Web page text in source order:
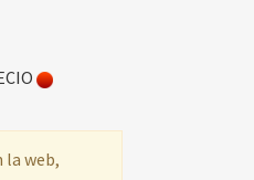
la web,